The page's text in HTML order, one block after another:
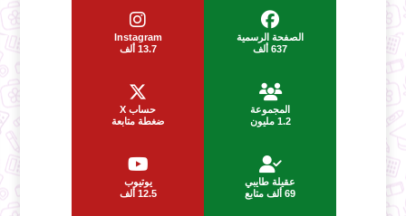
الصفحة الرسمية
637 ألف
Instagram
13.7 ألف
المجموعة
1.2 مليون
حساب X
ضغطة متابعة
عقيلة طايبي
69 ألف متابع
يوتيوب
12.5 ألف